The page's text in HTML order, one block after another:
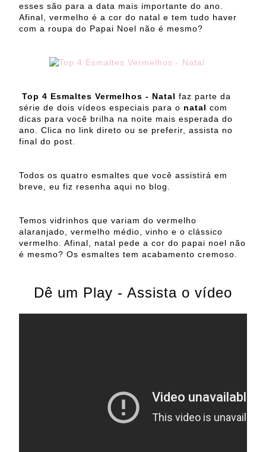
esses são para a data mais importante do ano.
Afinal, vermelho é a cor do natal e tem tudo haver
com a roupa do Papai Noel não é mesmo?
Top 4 Esmaltes Vermelhos - Natal faz parte da
série de dois vídeos especiais para o natal com
dicas para você brilha na noite mais esperada do
ano. Clica no link direto ou se preferir, assista no
final do post.
Todos os quatro esmaltes que você assistirá em
breve, eu fiz resenha aqui no blog.
Temos vidrinhos que variam do vermelho
alaranjado, vermelho médio, vinho e o clássico
vermelho. Afinal, natal pede a cor do papai noel não
é mesmo? Os esmaltes tem acabamento cremoso.
Dê um Play - Assista o vídeo